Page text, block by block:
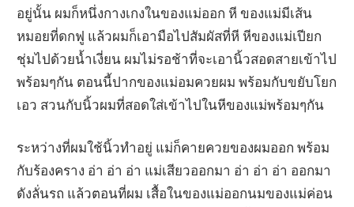
อยู่นั้น ผมก็หนึ่งกางเกงในของแม่ออก หี ของแม่มีเส้น
หมอยที่ดกฟู แล้วผมก็เอามือไปสัมผัสที่หี หีของแม่เปียก
ชุ่มไปด้วยน้ำเงี่ยน ผมไม่รอช้าที่จะเอานิ้วสอดสายเข้าไป
พร้อมๆกัน ตอนนี้ปากของแม่อมควยผม พร้อมกับขยับโยก
เอว สวนกับนิ้วผมที่สอดใส่เข้าไปในหีของแม่พร้อมๆกัน
ระหว่างที่ผมใช้นิ้วทำอยู่ แม่ก็คายควยของผมออก พร้อม
กับร้องคราง อ่า อ่า อ่า แม่เสียวออกมา อ่า อ่า อ่า ออกมา
ดังลั่นรถ แล้วตอนที่ผม เสื้อในของแม่ออกนมของแม่ค่อน